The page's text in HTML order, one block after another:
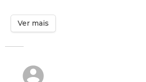
Ver mais